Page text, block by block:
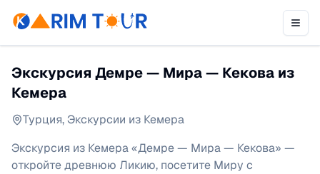
Экскурсия Демре — Мира — Кекова из
Кемера
Турция,Экскурсии из Кемера
Экскурсия из Кемера «Демре — Мира — Кекова» —
откройте древнюю Ликию, посетите Миру с